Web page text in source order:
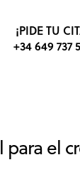
¡PIDE TU
+34 649 737
para el